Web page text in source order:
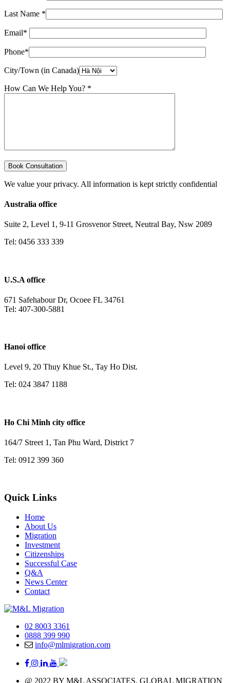
Last Name *
Email*
Phone*
City/Town (in Canada)
How Can We Help You? *
We value your privacy. All information is kept strictly confidential
Australia office
Suite 2, Level 1, 9-11 Grosvenor Street, Neutral Bay, Nsw 2089
Tel: 0456 333 339
U.S.A office
671 Safehabour Dr, Ocoee FL 34761
Tel: 407-300-5881
Hanoi office
Level 9, 20 Thuy Khue St., Tay Ho Dist.
Tel: 024 3847 1188
Ho Chi Minh city office
164/7 Street 1, Tan Phu Ward, District 7
Tel: 0912 399 360
Quick Links
Home
About Us
Migration
Investment
Citizenships
Successful Case
Q&A
News Center
Contact
02 8003 3361
0888 399 990
info@mlmigration.com
@ 2022 BY M&L ASSOCIATES, GLOBAL MIGRATION